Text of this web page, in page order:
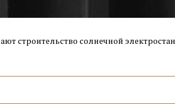
строительство солнечной